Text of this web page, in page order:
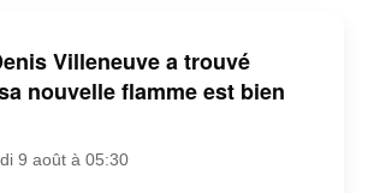
Villeneuve a trouvé
nouvelle flamme est bien
9 août à 05:30